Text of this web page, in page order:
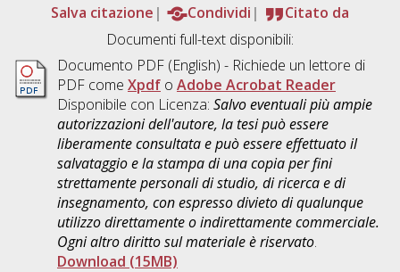
Salva citazione
Condividi
Citato da
Documenti full-text disponibili:
Documento PDF(English) - Richiede un lettore di
PDF come Xpdfo Adobe Acrobat Reader
Disponibile con Licenza: Salvo eventuali più ampie
autorizzazioni dell'autore, la tesi può essere
liberamente consultata e può essere effettuato il
salvataggio e la stampa di una copia per fini
strettamente personali di studio, di ricerca e di
insegnamento, con espresso divieto di qualunque
utilizzo direttamente o indirettamente commerciale.
Ogni altro diritto sul materiale è riservato.
Download (15MB)